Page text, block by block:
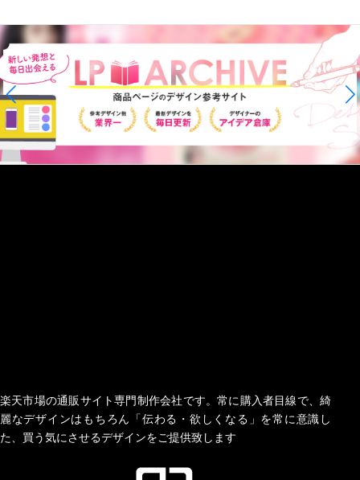
楽天市場の通販サイト専門制作会社です。常に購入者目線で、綺
麗なデザインはもちろん「伝わる・欲しくなる」を常に意識し
た、買う気にさせるデザインをご提供致します